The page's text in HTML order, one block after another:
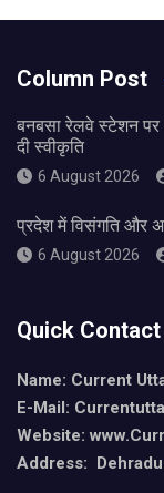
Column Post
बनबसा रेलवे स्टेशन
दी स्वीकृति
6 August 2026
प्रदेश में विसंगति और
6 August 2026
Quick Contact
Name: Current
E-Mail:
Website:
Address: